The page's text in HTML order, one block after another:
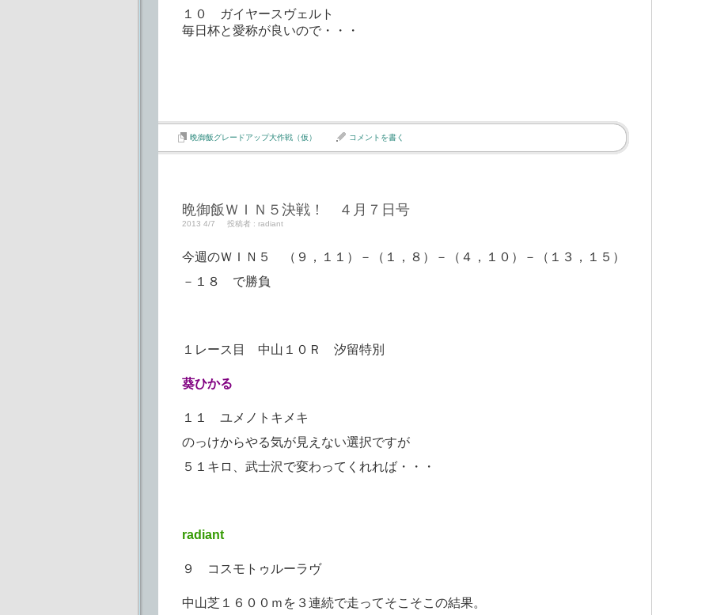
１０ ガイヤースヴェルト
毎日杯と愛称が良いので・・・
晩御飯グレードアップ大作戦（仮） コメントを書く
晩御飯ＷＩＮ５決戦！ ４月７日号
2013 4/7 投稿者 : radiant
今週のＷＩＮ５ （９，１１）－（１，８）－（４，１０）－（１３，１５）
－１８ で勝負
１レース目 中山１０Ｒ 汐留特別
葵ひかる
１１ ユメノトキメキ
のっけからやる気が見えない選択ですが
５１キロ、武士沢で変わってくれれば・・・
radiant
９ コスモトゥルーラヴ
中山芝１６００ｍを３連続で走ってそこそこの結果。